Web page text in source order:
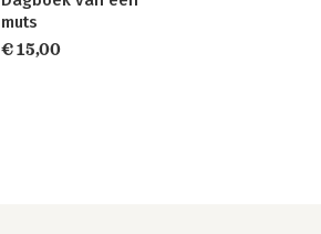
muts
€ 15,00